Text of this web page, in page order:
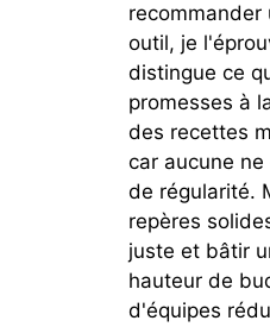
recommander
outil, je
distingue ce
promesses à
des recettes
car aucune
de régularité.
repères
juste et bâtir
hauteur de
d'équipes